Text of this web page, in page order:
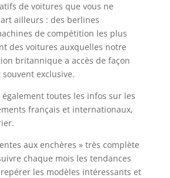
de voitures que vous ne
ailleurs : des berlines
de compétition les plus
des voitures auxquelles notre
britannique a accès de façon
exclusive.
toutes les infos sur les
français et internationaux,
aux enchères » très complète
chaque mois les tendances
les modèles intéressants et